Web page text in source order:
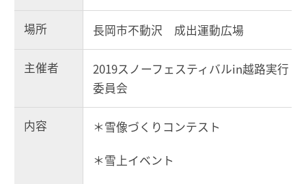
場所 長岡市不動沢 成出運動広場
主催者
2019スノーフェスティバルin越路実行
委員会
内容 ＊雪像づくりコンテスト
＊雪上イベント